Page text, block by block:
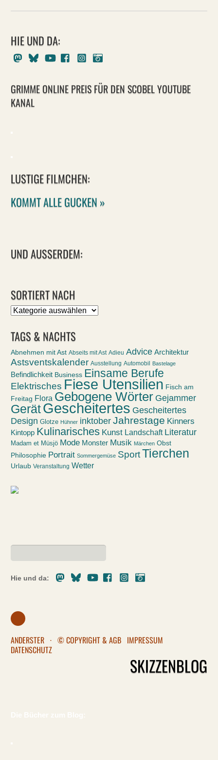
HIE UND DA:
MastodonBlueskyYoutubeFacebookInstagram
GRIMME ONLINE PREIS FÜR DEN SCOBEL YOUTUBE
KANAL
LUSTIGE FILMCHEN:
KOMMT ALLE GUCKEN »
UND AUSSERDEM:
SORTIERT NACH
Sortiert
TAGS & NACHTS
Abnehmen mit Ast Abseits mit Ast Adieu Advice Architektur
Astsventskalender Ausstellung Automobil Bastelage
Befindlichkeit Business Einsame Berufe
Elektrisches Fiese Utensilien Fisch am
Freitag Flora Gebogene Wörter Gejammer
GerätGescheitertes Gescheitertes
Design Glotze Hühner inktober Jahrestage Kinners
Kintopp Kulinarisches Kunst Landschaft Literatur
Madam et Müsjö Mode Monster Musik Märchen Obst
Philosophie Portrait Sommergemüse Sport Tierchen
Urlaub Veranstaltung Wetter
Hie und da:
MastodonBlueskyYoutubeFacebookInstagram
ANDERSTER · © COPYRIGHT & AGB IMPRESSUM
DATENSCHUTZ
SKIZZENBLOG